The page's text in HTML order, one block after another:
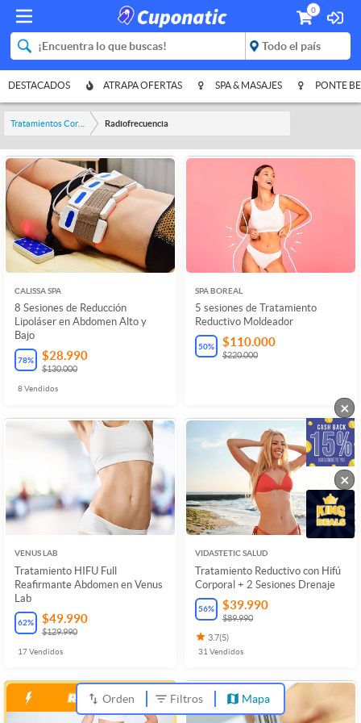
0
DESTACADOS ATRAPA OFERTAS SPA & MASAJES PONTE
Tratamientos Corporales Radiofrecuencia
CALISSA SPA
8 Sesiones de Reducción
Lipoláser en Abdomen Alto y
Bajo
78% $28.990
$130.000
8Vendidos
SPA BOREAL
5 sesiones de Tratamiento
Reductivo Moldeador
50% $110.000
$220.000
VENUS LAB
Tratamiento HIFU Full
Reafirmante Abdomen en Venus
Lab
62% $49.990
$129.990
17Vendidos
VIDASTETIC SALUD
Tratamiento Reductivo con Hifú
Corporal + 2 Sesiones Drenaje
56% $39.990
$89.990
3.7(5)
31 Vendidos
Orden Filtros Mapa
×
×